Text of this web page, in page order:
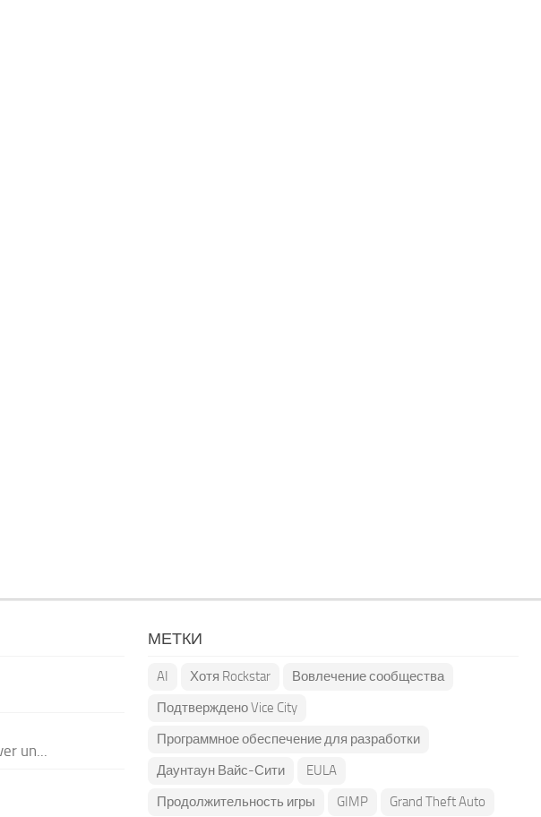
un...
МЕТКИ
AI Хотя Rockstar
Вовлечение сообщества
Подтверждено Vice City
Программное обеспечение для разработки
Даунтаун Вайс-Сити
EULA
Продолжительность игры
GIMP
Grand Theft Auto